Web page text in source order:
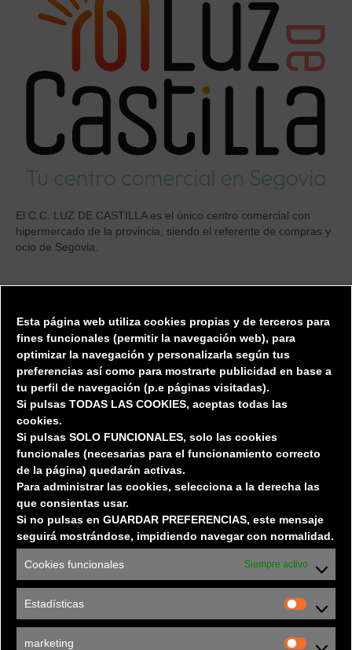
Esta página web utiliza cookies propias y de terceros para
fines funcionales (permitir la navegación web), para
optimizar la navegación y personalizarla según tus
preferencias asícomo para mostrarte publicidad en base a
tu perfil de navegación (p.e páginas visitadas).
Si pulsas TODAS LAS COOKIES, aceptas todas las
cookies.
Si pulsas SOLO FUNCIONALES, solo las cookies
funcionales (necesarias para el funcionamiento correcto
de la página) quedarán activas.
Para administrar las cookies, selecciona a la derecha las
que consientas usar.
Si no pulsas en GUARDAR PREFERENCIAS, este mensaje
seguirá mostrándose, impidiendo navegar con normalidad.
Cookies funcionales Siempre activo
Estadísticas
marketing
El C.C. LUZ DE CASTILLA es el único centro comercial con
hipermercado de la provincia, siendo el referente de compras y
ocio de Segovia.
Tiendas
Restauración
Privacidad / Protección de datos
EL CENTRO
El Centro
Localización
HorariosyServicios
Oportunidades de Negocio
Normativa
CONTACTO OFICINA DE GERENCIA CC LUZ
DE CASTILLA